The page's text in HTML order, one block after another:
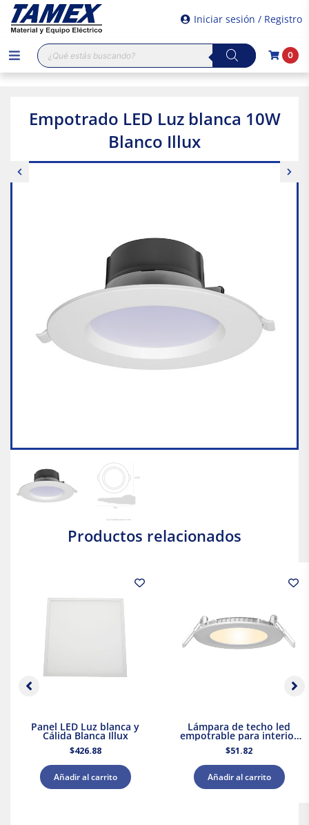
Iniciar sesión / Registro
Búsqueda
de
productos
0
Empotrado LED Luz blanca 10W
Blanco Illux
Productos relacionados
Panel LED Luz blanca y
Cálida Blanca Illux
$426.88
Añadir al carrito
Lámpara de techo led
empotrable para interior
luz cálida 9w Tecnolite
$51.82
Añadir al carrito